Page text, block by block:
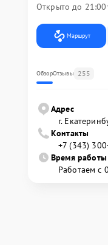
Открыто до 21:00
Маршрут
ОбзорОтзывы 255
Адрес
г.
Контакты
+7 (343)
Время работы
Работаем с